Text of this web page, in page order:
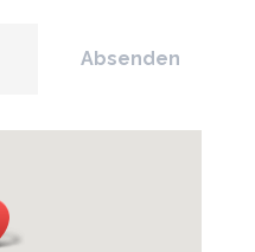
Absenden